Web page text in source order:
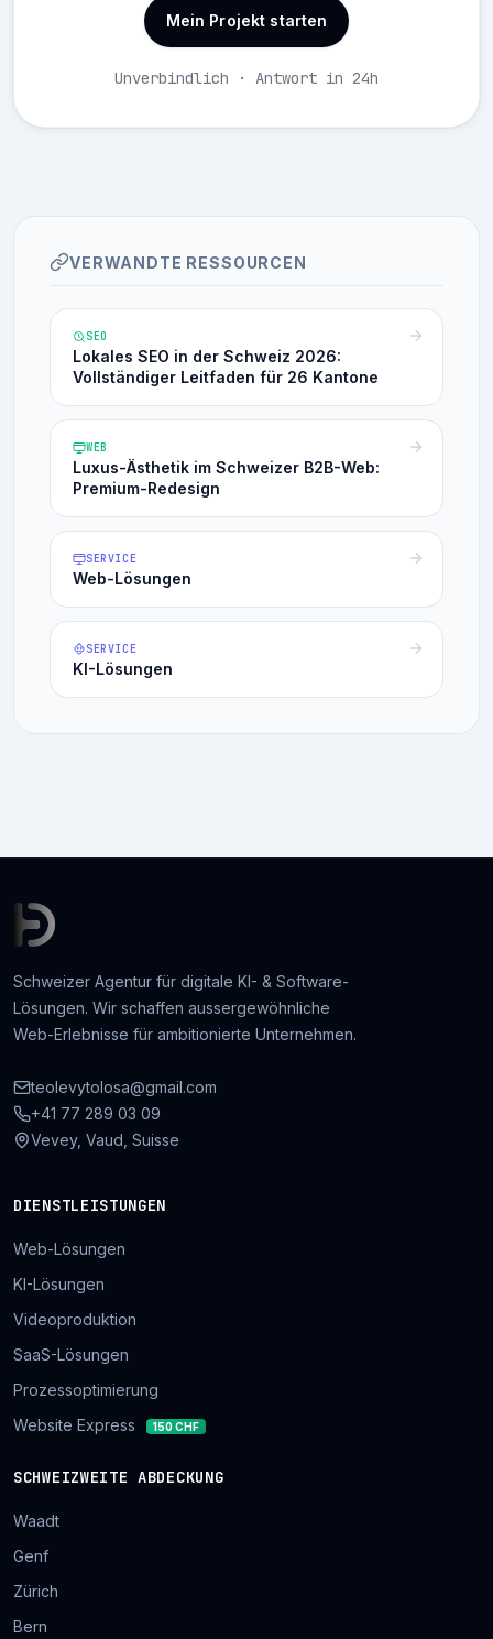
Mein Projekt starten
Unverbindlich · Antwort in 24h
VERWANDTE RESSOURCEN
SEO
Lokales SEO in der Schweiz 2026:
Vollständiger Leitfaden für 26 Kantone
WEB
Luxus-Ästhetik im Schweizer B2B-Web:
Premium-Redesign
SERVICE
Web-Lösungen
SERVICE
KI-Lösungen
Schweizer Agentur für digitale KI- & Software-
Lösungen. Wir schaffen aussergewöhnliche
Web-Erlebnisse für ambitionierte Unternehmen.
teolevytolosa@gmail.com
+41 77 289 03 09
Vevey, Vaud, Suisse
DIENSTLEISTUNGEN
Web-Lösungen
KI-Lösungen
Videoproduktion
SaaS-Lösungen
Prozessoptimierung
Website Express
150 CHF
SCHWEIZWEITE ABDECKUNG
Waadt
Genf
Zürich
Bern